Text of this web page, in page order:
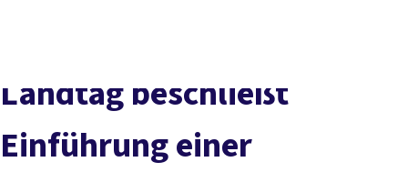
Service
Landtag beschließt
Einführung einer